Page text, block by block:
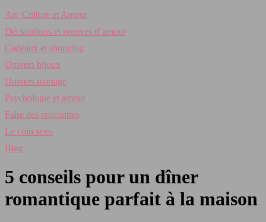
Art, Culture et Amour
Déclarations et preuves d’amour
Cadeaux et shopping
Univers bijoux
Univers mariage
Psychologie et amour
Faire des rencontres
Le coin sexo
Blog
5 conseils pour un dîner
romantique parfait à la maison